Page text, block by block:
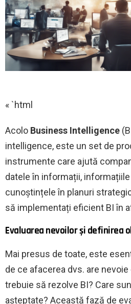
« `html
Acolo Business Intelligence
intelligence, este un set de
instrumente care ajută
datele în informații,
cunoștințele în planuri
să implementați eficient BI în
Evaluarea nevoilor și definirea
Mai presus de toate, este
de ce afacerea dvs. are
trebuie să rezolve BI? Care
așteptate? Această fază de